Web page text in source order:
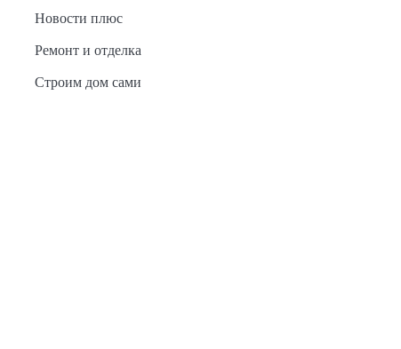
Новости плюс
Ремонт и отделка
Строим дом сами